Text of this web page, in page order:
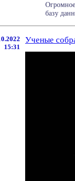
базу
15:31
Ученые